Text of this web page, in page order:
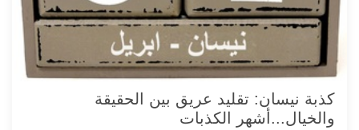
كذبة نيسان: تقليد عريق بين الحقيقة
والخيال...أشهر الكذبات